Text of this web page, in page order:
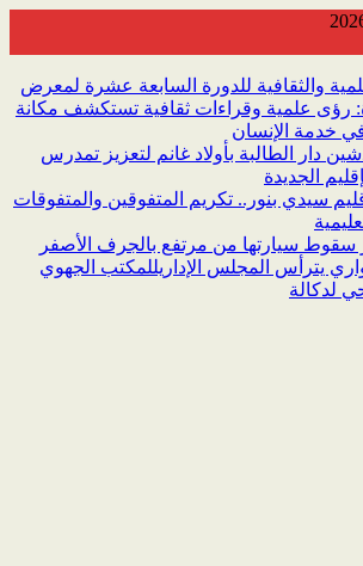
والثقافية للدورة السابعة عشرة لمعرض
رؤى علمية وقراءات ثقافية تستكشف مكانة
خدمة الإنسان
دار الطالبة بأولاد غانم لتعزيز تمدرس
الجديدة
سيدي بنور.. تكريم المتفوقين والمتفوقات
سقوط سيارتها من مرتفع بالجرف الأصفر
يترأس المجلس الإداريللمكتب الجهوي
لدكالة